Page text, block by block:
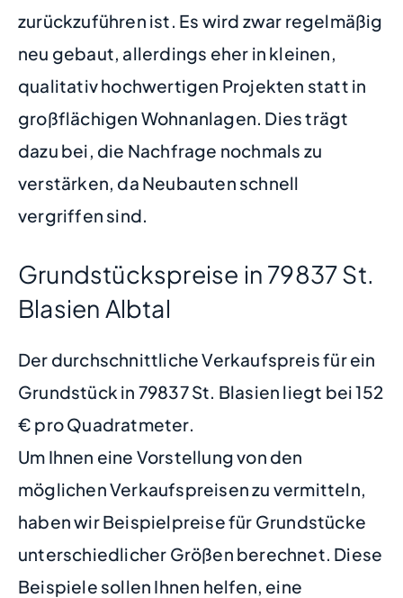
zurückzuführen ist. Es wird zwar regelmäßig
neu gebaut, allerdings eher in kleinen,
qualitativ hochwertigen Projekten statt in
großflächigen Wohnanlagen. Dies trägt
dazu bei, die Nachfrage nochmals zu
verstärken, da Neubauten schnell
vergriffen sind.
Grundstückspreise in 79837 St.
Blasien Albtal
Der durchschnittliche Verkaufspreis für ein
Grundstück in 79837 St. Blasien liegt bei 152
€ pro Quadratmeter.
Um Ihnen eine Vorstellung von den
möglichen Verkaufspreisen zu vermitteln,
haben wir Beispielpreise für Grundstücke
unterschiedlicher Größen berechnet. Diese
Beispiele sollen Ihnen helfen, eine